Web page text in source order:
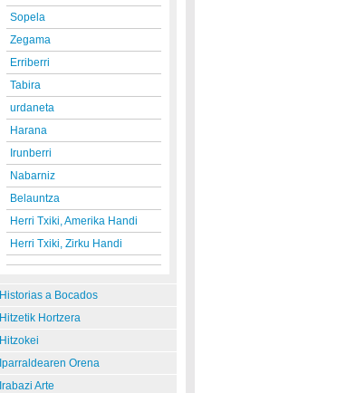
Sopela
Zegama
Erriberri
Tabira
urdaneta
Harana
Irunberri
Nabarniz
Belauntza
Herri Txiki, Amerika Handi
Herri Txiki, Zirku Handi
Historias a Bocados
Hitzetik Hortzera
Hitzokei
Iparraldearen Orena
Irabazi Arte